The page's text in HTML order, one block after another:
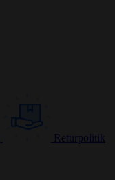
Returpolitik